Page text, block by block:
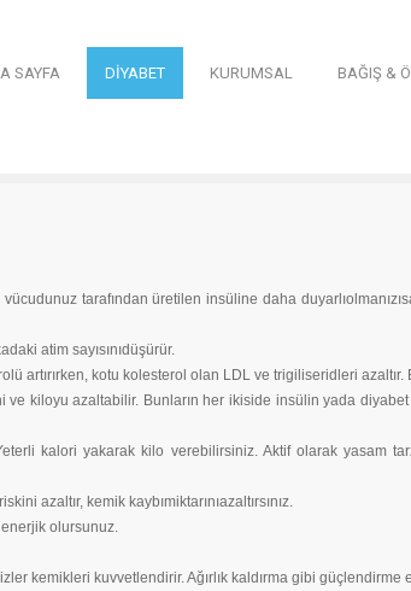
SAYFA DİYABET KURUMSAL BAĞIŞ &
tarafından üretilen insüline daha
atim sayısınıdüşürür.
kotu kolesterol olan LDL ve trigiliseridleri azaltır.
ve kiloyu azaltabilir. Bunların her ikiside insülin yada
kalori yakarak kilo verebilirsiniz. Aktif olarak yasam
azaltır, kemik kaybımiktarınıazaltırsınız.
olursunuz.
kemikleri kuvvetlendirir. Ağırlık kaldırma gibi güçlendirme